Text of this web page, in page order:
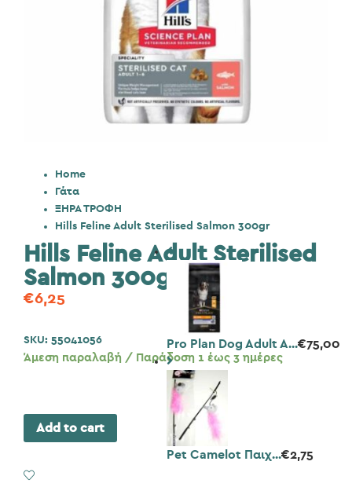
Home
Γάτα
ΞΗΡΑ ΤΡΟΦΗ
Hills Feline Adult Sterilised Salmon 300gr
Pro Plan Dog Adult A...€75,00
Pet Camelot Παιχ...€2,75
Hills Feline Adult Sterilised
Salmon 300gr
€6,25
SKU: 55041056
Άμεση παραλαβή / Παράδοση 1 έως 3 ημέρες
Add to cart